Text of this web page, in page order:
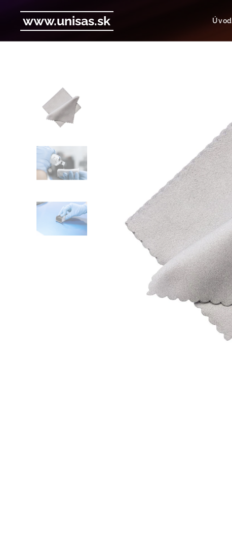
www.unisas.sk Úvod